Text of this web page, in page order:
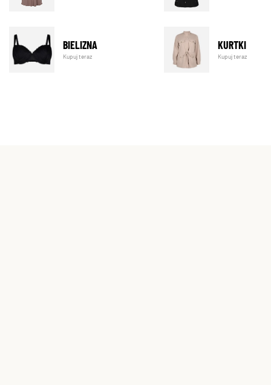
BIELIZNA
Kupuj teraz
KURTKI
Kupuj teraz